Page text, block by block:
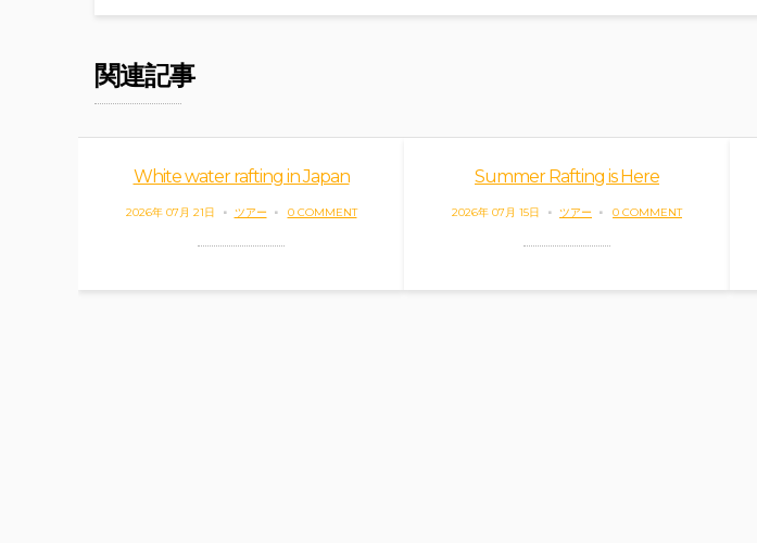
関連記事
White water rafting in Japan
2026年 07月 21日 ツアー 0 COMMENT
Summer Rafting is Here
2026年 07月 15日 ツアー 0 COMMENT